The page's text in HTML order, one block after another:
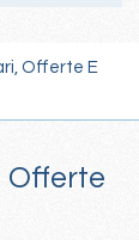
Offerte E
Offerte